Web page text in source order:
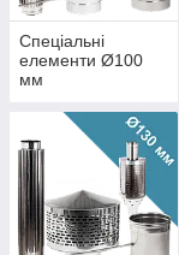
Спеціальні
елементи Ø100
мм